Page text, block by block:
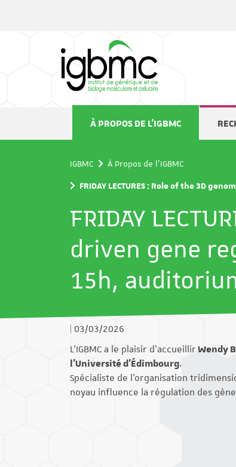
À PROPOS DE L'IGBMC
IGBMC À Propos de l'IGBMC
FRIDAY LECTURES : Role of the 3D
FRIDAY
driven gene
15h,
03/03/2026
L’IGBMC a le plaisir d’accueillir Wendy
l’Université d’Édimbourg.
Spécialiste de l’organisation
noyau influence la régulation des